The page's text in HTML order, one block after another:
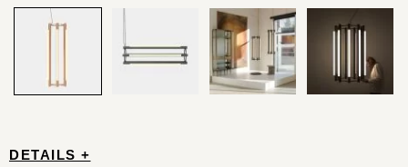
DETAILS +